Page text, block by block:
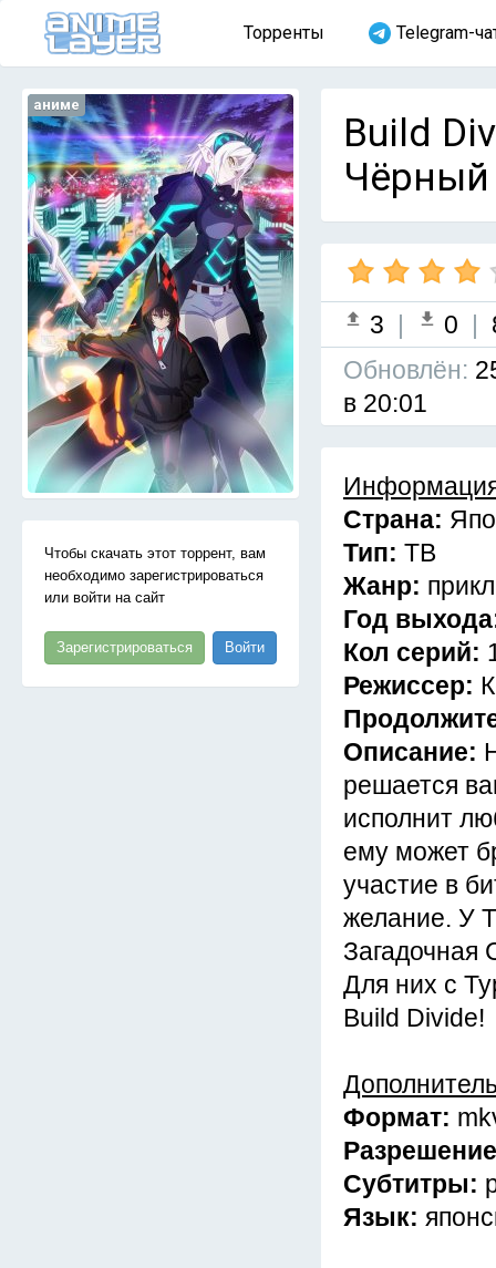
Торренты Telegram-
аниме
Чтобы скачать этот торрент, вам
необходимо зарегистрироваться
или войти на сайт
Зарегистрироваться Войти
Build
Чёрный
3 | 0 |
Обновлён:
в 20:01
Страна:
Тип: ТВ
Жанр:
Год
Кол серий:
Режиссер:
Описание:
решается
исполнит
ему может
участие в
желание. У
Загадочная
Для них с
Build Divide!
Формат:
Субтитры:
Язык: